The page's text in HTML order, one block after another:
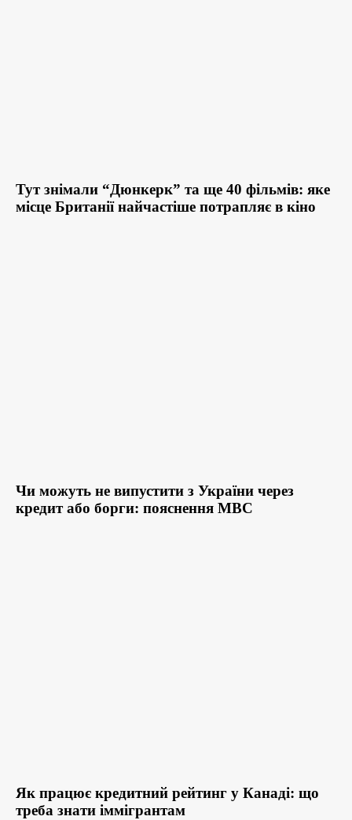
Тут знімали “Дюнкерк” та ще 40 фільмів: яке
місце Британії найчастіше потрапляє в кіно
Чи можуть не випустити з України через
кредит або борги: пояснення МВС
Як працює кредитний рейтинг у Канаді: що
треба знати іммігрантам